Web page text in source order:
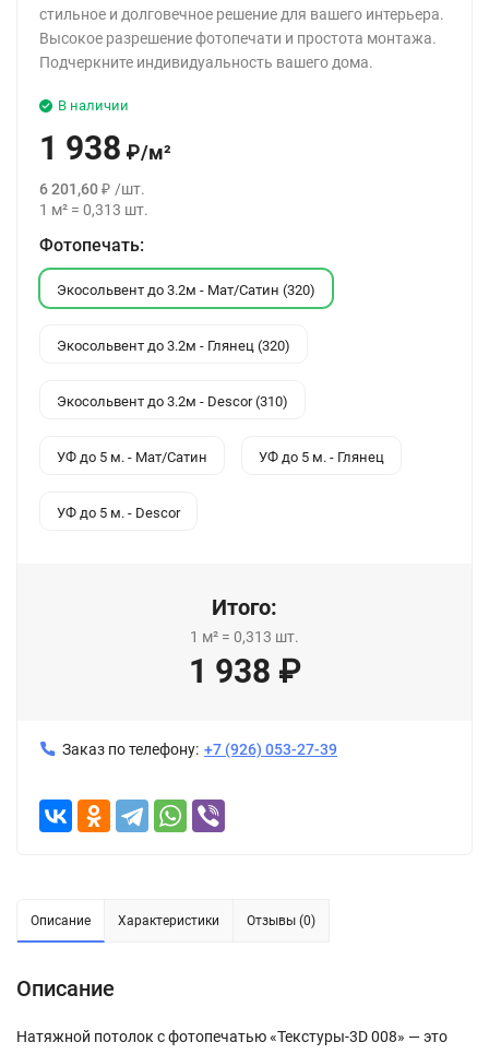
стильное и долговечное решение для вашего интерьера.
Высокое разрешение фотопечати и простота монтажа.
Подчеркните индивидуальность вашего дома.
В наличии
1 938 ₽/м²
6 201,60₽ /шт.
1 м² = 0,313 шт.
Фотопечать:
Экосольвент до 3.2м - Мат/Сатин (320)
Экосольвент до 3.2м - Глянец (320)
Экосольвент до 3.2м - Descor (310)
УФ до 5 м. - Мат/Сатин УФ до 5 м. - Глянец
УФ до 5 м. - Descor
Итого:
1 м² = 0,313 шт.
1 938 ₽
Заказ по телефону: +7 (926) 053-27-39
Описание Характеристики Отзывы (0)
Описание
Натяжной потолок с фотопечатью «Текстуры-3D 008» — это